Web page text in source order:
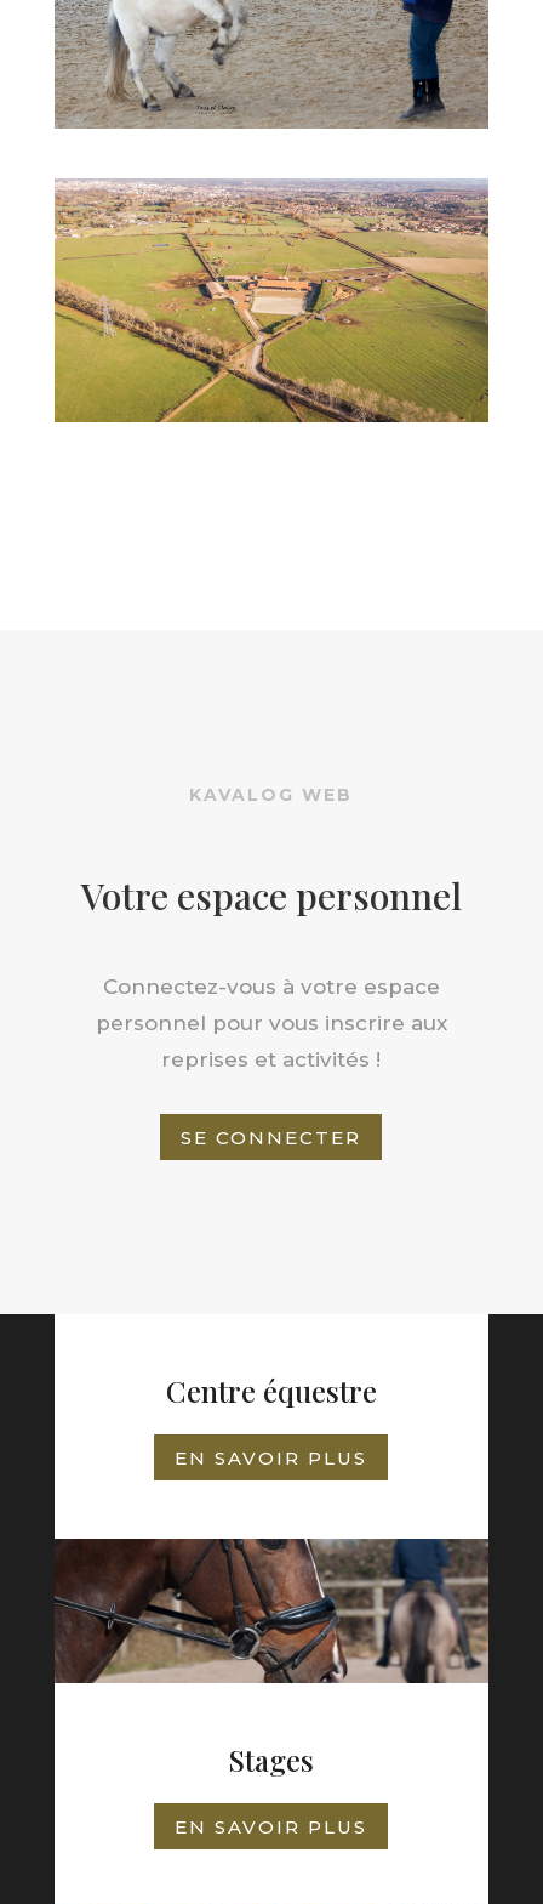
KAVALOG WEB
Votre espace personnel
Connectez-vous à votre espace
personnel pour vous inscrire aux
reprises et activités !
SE CONNECTER
Centre équestre
EN SAVOIR PLUS
Stages
EN SAVOIR PLUS